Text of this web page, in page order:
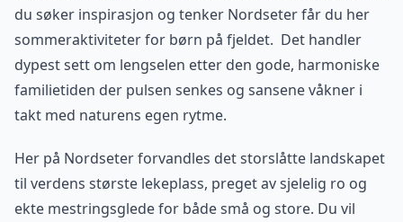
du søker inspirasjon og tenker Nordseter får du her
sommeraktiviteter for børn på fjeldet. Det handler
dypest sett om lengselen etter den gode, harmoniske
familietiden der pulsen senkes og sansene våkner i
takt med naturens egen rytme.
Her på Nordseter forvandles det storslåtte landskapet
til verdens største lekeplass, preget av sjelelig ro og
ekte mestringsglede for både små og store. Du vil